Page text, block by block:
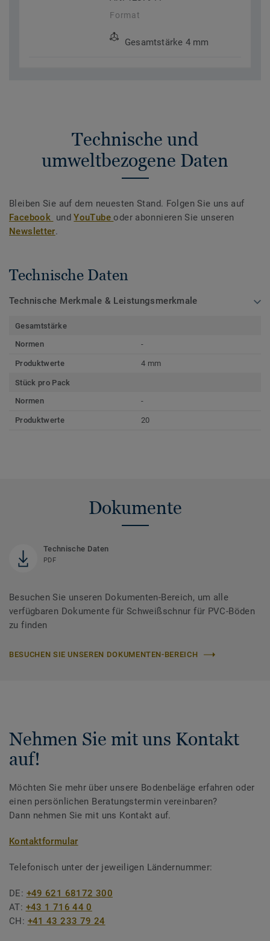
Format
Gesamtstärke 4 mm
Technische und
umweltbezogene Daten
Bleiben Sie auf dem neuesten Stand. Folgen Sie uns auf
Facebook undYouTubeoder abonnieren Sie unseren
Newsletter.
Technische Daten
Technische Merkmale & Leistungsmerkmale
Gesamtstärke
Normen
-
Produktwerte 4 mm
Stück pro Pack
Normen
-
Produktwerte 20
Dokumente
Technische Daten
PDF
Besuchen Sie unseren Dokumenten-Bereich, um alle
verfügbaren Dokumente für Schweißschnur für PVC-Böden
zu finden
BESUCHEN SIE UNSEREN DOKUMENTEN-BEREICH
Nehmen Sie mit uns Kontakt
auf!
Möchten Sie mehr über unsere Bodenbeläge erfahren oder
einen persönlichen Beratungstermin vereinbaren?
Dann nehmen Sie mit uns Kontakt auf.
Kontaktformular
Telefonisch unter der jeweiligen Ländernummer:
DE: +49 621 68172 300
AT: +43 1 716 44 0
CH: +41 43 233 79 24